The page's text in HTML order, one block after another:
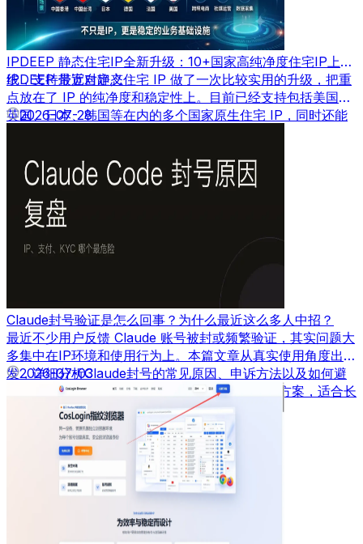
IPDEEP 静态住宅IP全新升级：10+国家高纯净度住宅IP上
线，支持带宽自定义
IPDEEP 最近对静态住宅 IP 做了一次比较实用的升级，把重
点放在了 IP 的纯净度和稳定性上。目前已经支持包括美国、
英国、日本、韩国等在内的多个国家原生住宅 IP，同时还能
2026-07-28
Claude封号验证是怎么回事？为什么最近这么多人中招？
最近不少用户反馈 Claude 账号被封或频繁验证，其实问题大
多集中在IP环境和使用行为上。本篇文章从真实使用角度出
发，详细分析Claude封号的常见原因、申诉方法以及如何避
免再次被封，并结合实际经验给出可落地的解决方案，适合长
期使用AI工具的用户参考。
2026-07-03